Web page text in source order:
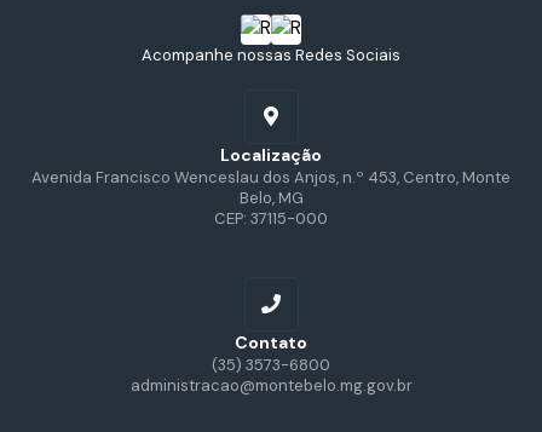
Acompanhe nossas Redes Sociais
Localização
Avenida Francisco Wenceslau dos Anjos, n.º 453, Centro, Monte
Belo, MG
CEP: 37115-000
Contato
(35) 3573-6800
administracao@montebelo.mg.gov.br